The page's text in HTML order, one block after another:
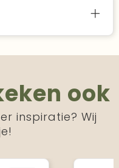
ook
inspiratie? Wij